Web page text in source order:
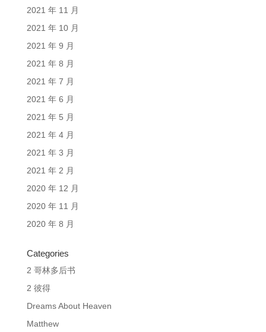
2021 年 11 月
2021 年 10 月
2021 年 9 月
2021 年 8 月
2021 年 7 月
2021 年 6 月
2021 年 5 月
2021 年 4 月
2021 年 3 月
2021 年 2 月
2020 年 12 月
2020 年 11 月
2020 年 8 月
Categories
2 哥林多后书
2 彼得
Dreams About Heaven
Matthew